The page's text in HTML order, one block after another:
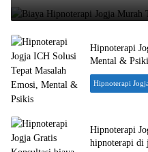
Hipnoterapi
Mental &
Hipnoterapi
Hipnoterapi
hipnoterapi di